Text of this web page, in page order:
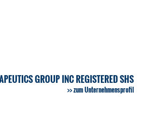
GROUP INC REGISTERED SHS
zum Unternehmensprofil